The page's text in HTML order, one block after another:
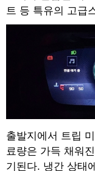
트 등 특유의 고급
출발지에서 트립
료량은 가득 채워
기된다. 냉간 상태